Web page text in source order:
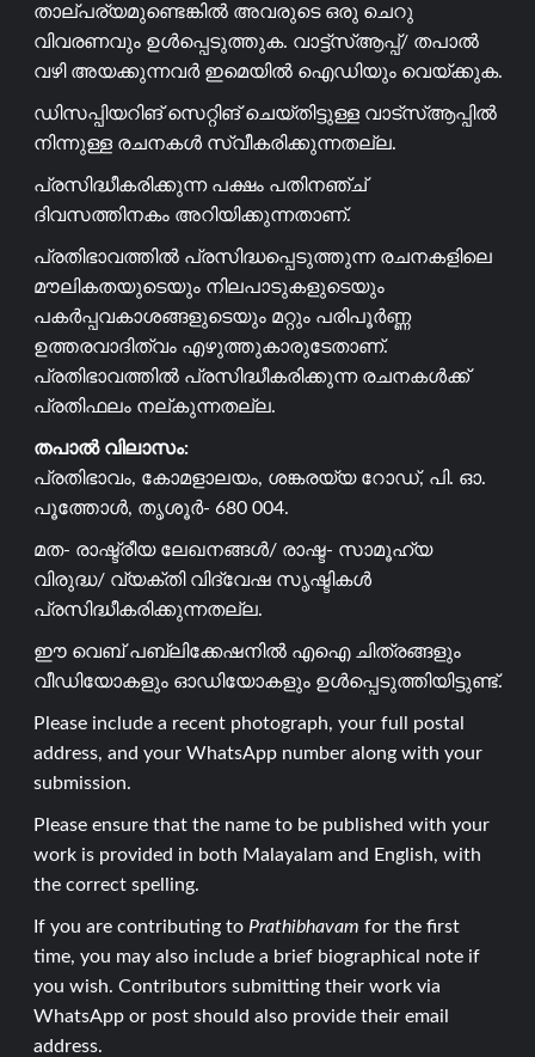
താല്പര്യമുണ്ടെങ്കിൽ അവരുടെ ഒരു ചെറു
വിവരണവും ഉൾപ്പെടുത്തുക. വാട്ട്സ്ആപ്പ്/ തപാൽ
വഴി അയക്കുന്നവർ ഇമെയിൽ ഐഡിയും വെയ്ക്കുക.
ഡിസപ്പിയറിങ് സെറ്റിങ് ചെയ്തിട്ടുള്ള വാട്സ്ആപ്പിൽ
നിന്നുള്ള രചനകൾ സ്വീകരിക്കുന്നതല്ല.
പ്രസിദ്ധീകരിക്കുന്ന പക്ഷം പതിനഞ്ച്
ദിവസത്തിനകം അറിയിക്കുന്നതാണ്.
പ്രതിഭാവത്തിൽ പ്രസിദ്ധപ്പെടുത്തുന്ന രചനകളിലെ
മൗലികതയുടെയും നിലപാടുകളുടെയും
പകർപ്പവകാശങ്ങളുടെയും മറ്റും പരിപൂർണ്ണ
ഉത്തരവാദിത്വം എഴുത്തുകാരുടേതാണ്.
പ്രതിഭാവത്തിൽ പ്രസിദ്ധീകരിക്കുന്ന രചനകൾക്ക്
പ്രതിഫലം നല്കുന്നതല്ല.
തപാൽ വിലാസം:
പ്രതിഭാവം, കോമളാലയം, ശങ്കരയ്യ റോഡ്, പി. ഓ.
പൂത്തോൾ, തൃശൂർ- 680 004.
മത- രാഷ്ട്രീയ ലേഖനങ്ങൾ/ രാഷ്ട- സാമൂഹ്യ
വിരുദ്ധ/ വ്യക്തി വിദ്വേഷ സൃഷ്ടികൾ
പ്രസിദ്ധീകരിക്കുന്നതല്ല.
ഈ വെബ് പബ്ലിക്കേഷനിൽ എഐ ചിത്രങ്ങളും
വീഡിയോകളും ഓഡിയോകളും ഉൾപ്പെടുത്തിയിട്ടുണ്ട്.
Please include a recent photograph, your full postal
address, and your WhatsApp number along with your
submission.
Please ensure that the name to be published with your
work is provided in both Malayalam and English, with
the correct spelling.
If you are contributing to Prathibhavam for the first
time, you may also include a brief biographical note if
you wish. Contributors submitting their work via
WhatsApp or post should also provide their email
address.